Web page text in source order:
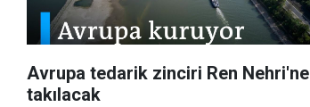
Avrupa tedarik zinciri Ren Nehri'ne
takılacak